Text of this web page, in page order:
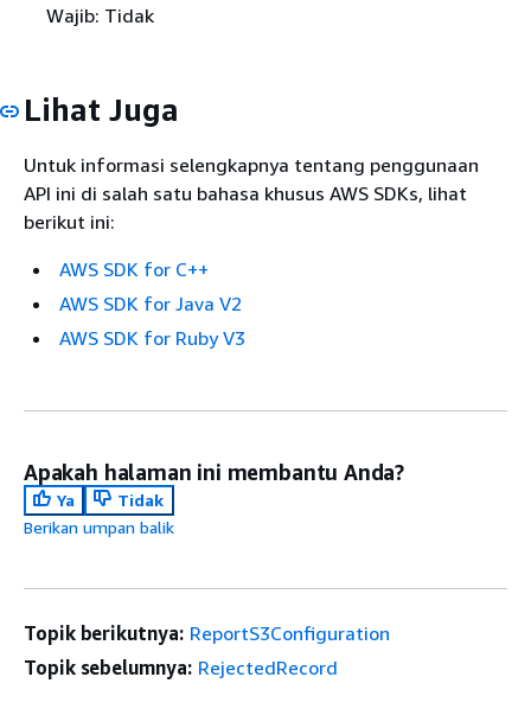
Wajib: Tidak
Lihat Juga
Untuk informasi selengkapnya tentang penggunaan
API ini di salah satu bahasa khusus AWS SDKs, lihat
berikut ini:
AWS SDK for C++
AWS SDK for Java V2
AWS SDK for Ruby V3
Apakah halaman ini membantu Anda?
Ya
Tidak
Berikan umpan balik
Topik berikutnya: ReportS3Configuration
Topik sebelumnya: RejectedRecord